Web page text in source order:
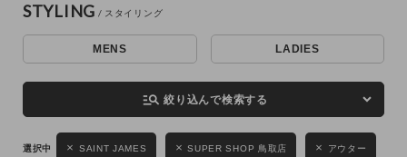
キーワード
性別
STYLING
MENS LADIES
manage_search 絞り込んで検索する
SAINT JAMES SUPER SHOP 鳥取店 アウター